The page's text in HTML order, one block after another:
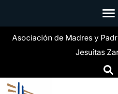
contentAsociación de Madres y
Jesuítas